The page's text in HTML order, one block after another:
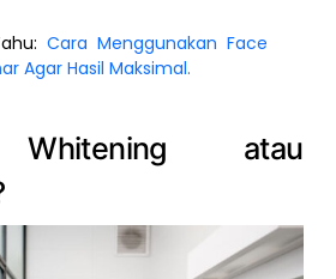
Cara Menggunakan Face
Agar Hasil Maksimal.
Whitening atau